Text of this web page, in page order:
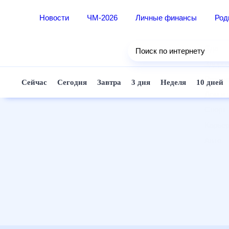
Новости ЧМ-2026 Личные финансы
Поиск по интернету
Сейчас Сегодня Завтра 3 дня Неделя 10